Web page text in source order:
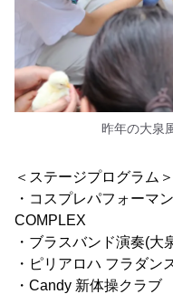
昨年の大泉
＜ステージプログラム＞
・コスプレパフォーマ
COMPLEX
・ブラスバンド演奏(
・ピリアロハ フラダン
・Candy 新体操クラブ